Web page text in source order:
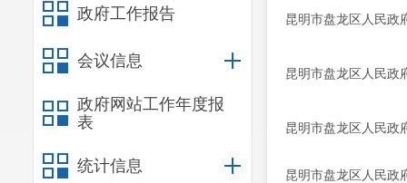
政府工作报告
会议信息
政府网站工作年度报
表
统计信息
昆明市盘龙区人民政
昆明市盘龙区人民政
昆明市盘龙区人民政
昆明市盘龙区人民政